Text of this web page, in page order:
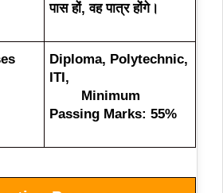
पास हों,वह पात्र होंगे।
Diploma, Polytechnic,
ITI,
Minimum
Passing Marks: 55%